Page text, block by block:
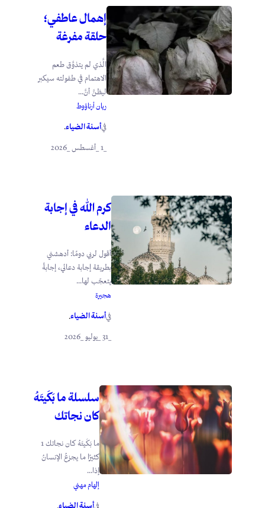
إهمال عاطفي؛
حلقة مفرغة
الَّذي لم يتذوَّق طعم
الاهتمام في طفولته سيكبر
ليظنَّ أنَّ...
ريان أرناؤوط
فيأسنة الضياء.
كرم الله في إجابة
الدعاء
أقول لربي دومًا: أدهشني
بطريقة إجابة دعائي، إجابةً
يتعجّب لها...
هجيرة
فيأسنة الضياء.
سلسلة ما بَكَيتَهُ
كان نجاتك
ما بَكَيتَهُ كان نجاتك 1
كثيرًا ما يجزعُ الإنسانُ
إذا...
إلهام مهني
فيأسنة الضياء.